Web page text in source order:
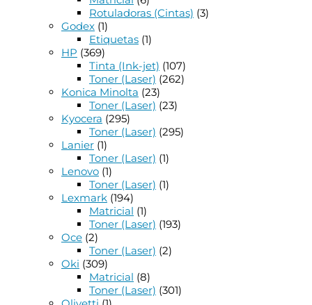
Rotuladoras (Cintas) (3)
Godex (1)
Etiquetas (1)
HP (369)
Tinta (Ink-jet) (107)
Toner (Laser) (262)
Konica Minolta (23)
Toner (Laser) (23)
Kyocera (295)
Toner (Laser) (295)
Lanier (1)
Toner (Laser) (1)
Lenovo (1)
Toner (Laser) (1)
Lexmark (194)
Matricial (1)
Toner (Laser) (193)
Oce (2)
Toner (Laser) (2)
Oki (309)
Matricial (8)
Toner (Laser) (301)